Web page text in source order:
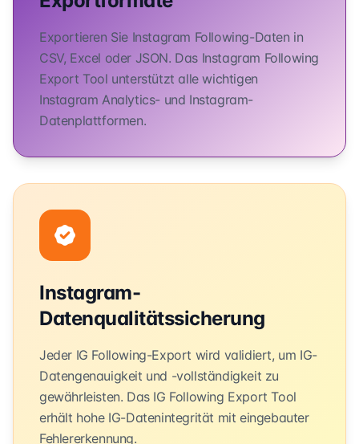
Exportieren Sie Instagram Following-Daten in
CSV, Excel oder JSON. Das Instagram Following
Export Tool unterstützt alle wichtigen
Instagram Analytics- und Instagram-
Datenplattformen.
Instagram-
Datenqualitätssicherung
Jeder IG Following-Export wird validiert, um IG-
Datengenauigkeit und -vollständigkeit zu
gewährleisten. Das IG Following Export Tool
erhält hohe IG-Datenintegrität mit eingebauter
Fehlererkennung.